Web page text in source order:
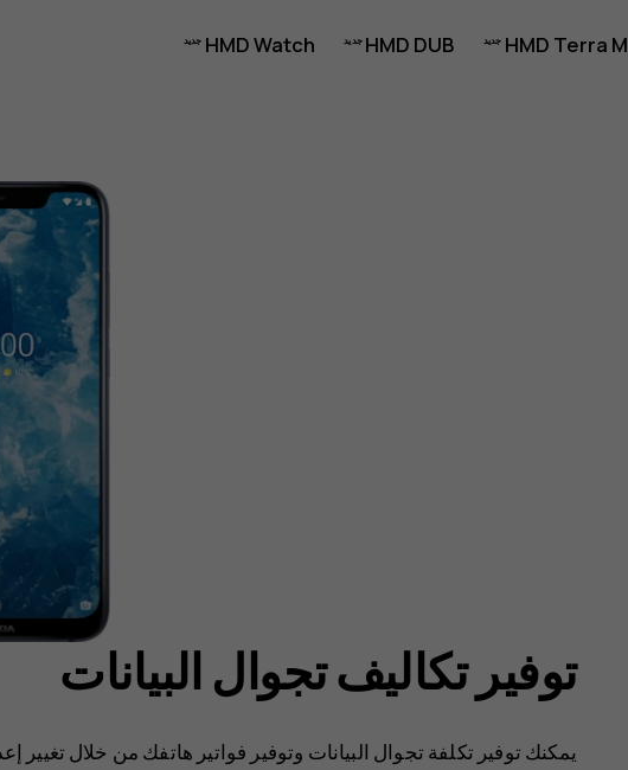
HMD Terra M
HMD DUB
HMD Watch
توفير تكاليف تجوال البيانات
يمكنك توفير تكلفة تجوال البيانات وتوفير فواتير هاتفك من خلال تغيير